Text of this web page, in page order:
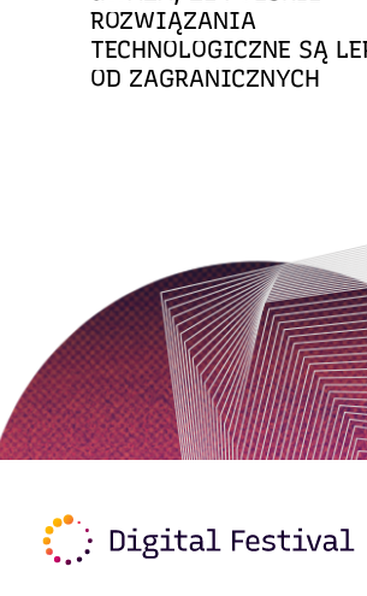
ROZWIĄZANIA
TECHNOLOGICZNE SĄ
OD ZAGRANICZNYCH